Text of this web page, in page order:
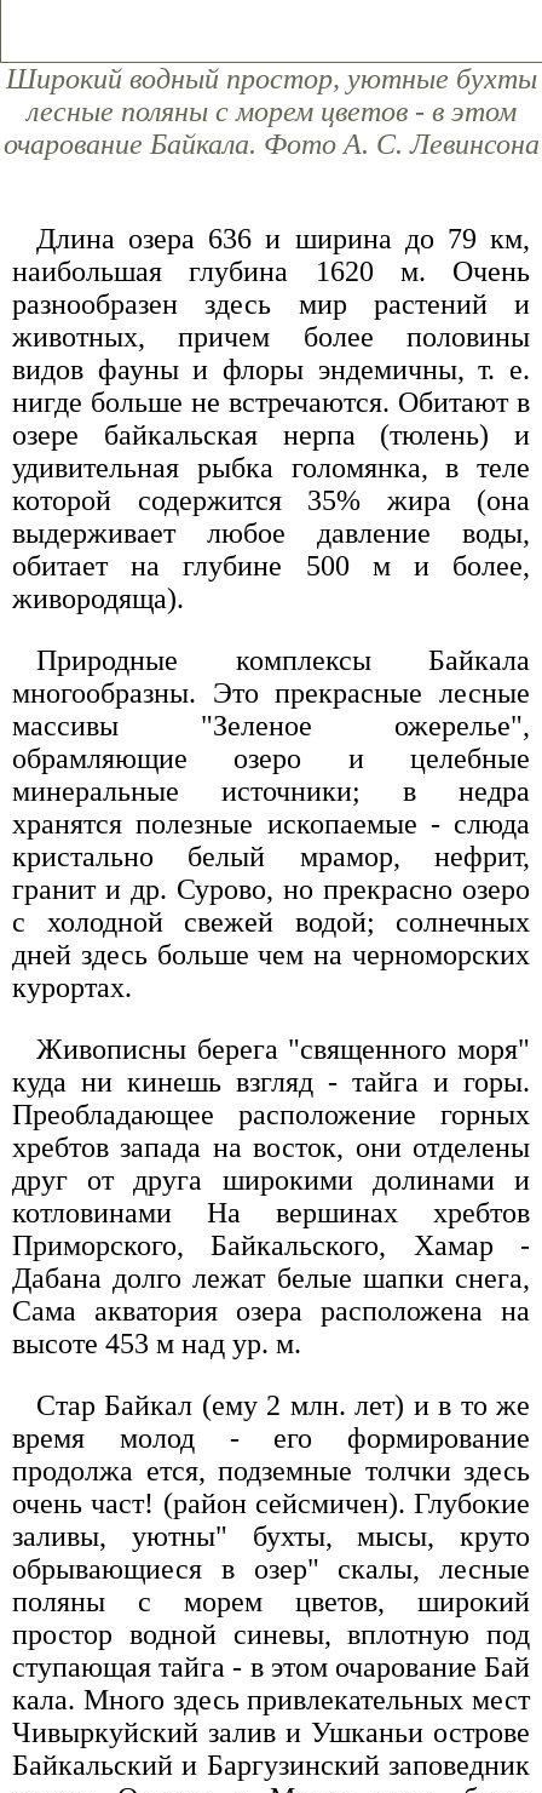
Широкий водный простор, уютные бухты
лесные поляны с морем цветов - в этом
очарование Байкала. Фото А. С. Левинсона
Длина озера 636 и ширина до 79 км,
наибольшая глубина 1620 м. Очень
разнообразен здесь мир растений и
животных, причем более половины
видов фауны и флоры эндемичны, т. е.
нигде больше не встречаются. Обитают в
озере байкальская нерпа (тюлень) и
удивительная рыбка голомянка, в теле
которой содержится 35% жира (она
выдерживает любое давление воды,
обитает на глубине 500 м и более,
живородяща).
Природные комплексы Байкала
многообразны. Это прекрасные лесные
массивы "Зеленое ожерелье",
обрамляющие озеро и целебные
минеральные источники; в недра
хранятся полезные ископаемые - слюда
кристально белый мрамор, нефрит,
гранит и др. Сурово, но прекрасно озеро
с холодной свежей водой; солнечных
дней здесь больше чем на черноморских
курортах.
Живописны берега "священного моря"
куда ни кинешь взгляд - тайга и горы.
Преобладающее расположение горных
хребтов запада на восток, они отделены
друг от друга широкими долинами и
котловинами На вершинах хребтов
Приморского, Байкальского, Хамар -
Дабана долго лежат белые шапки снега,
Сама акватория озера расположена на
высоте 453 м над ур. м.
Стар Байкал (ему 2 млн. лет) и в то же
время молод - его формирование
продолжа ется, подземные толчки здесь
очень част! (район сейсмичен). Глубокие
заливы, уютны" бухты, мысы, круто
обрывающиеся в озер" скалы, лесные
поляны с морем цветов, широкий
простор водной синевы, вплотную под
ступающая тайга - в этом очарование Бай
кала. Много здесь привлекательных мест
Чивыркуйский залив и Ушканьи острове
Байкальский и Баргузинский заповедник